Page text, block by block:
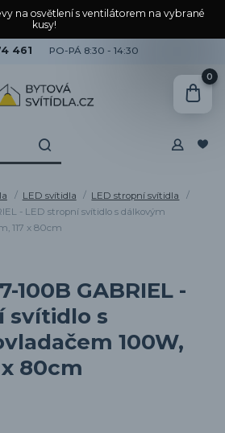
na osvětlení s ventilátorem na vybrané
kusy!
461 PO-PÁ 8:30 - 14:30
0
LED svítidla
LED stropní svítidla
- LED stropní svítidlo s dálkovým
117 x 80cm
100B GABRIEL -
svítidlo s
100W,
x 80cm